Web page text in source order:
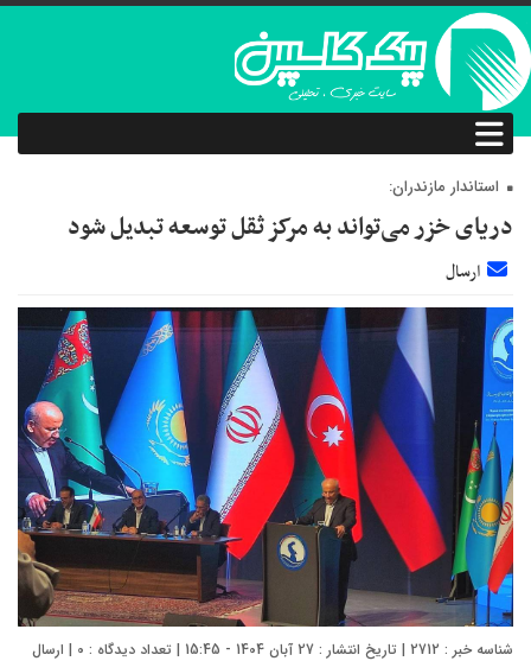
استاندار مازندران:
دریای خزر می‌تواند به مرکز ثقل توسعه تبدیل شود
ارسال
شناسه خبر : 2712 | تاریخ انتشار : 27 آبان 1404 - 15:45 | تعداد دیدگاه : 0 | ارسال